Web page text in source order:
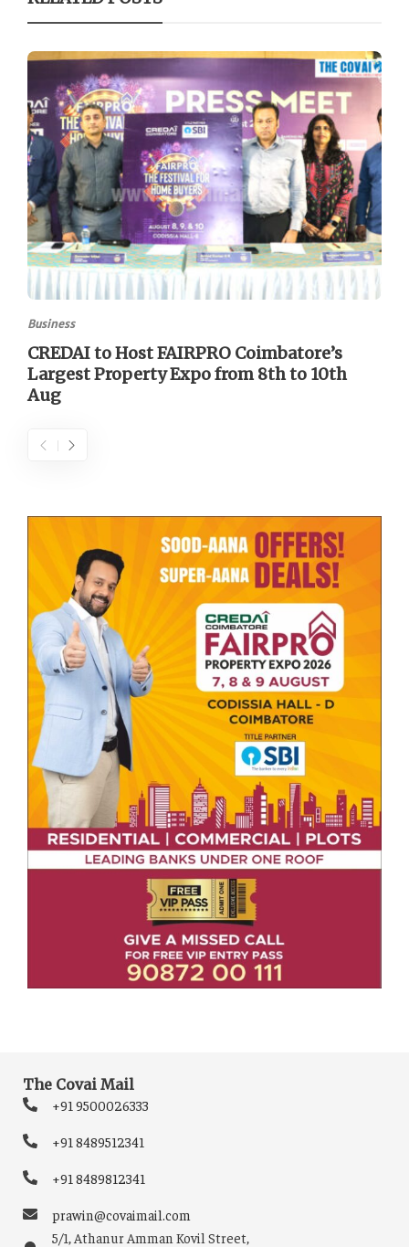
Business
CREDAI to Host FAIRPRO Coimbatore’s
Largest Property Expo from 8th to 10th
Aug
The Covai Mail
+91 9500026333
+91 8489512341
+91 8489812341
prawin@covaimail.com
5/1, Athanur Amman Kovil Street,